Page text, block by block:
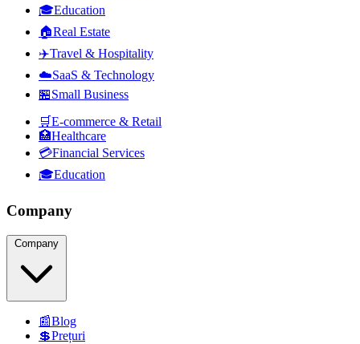
🎓Education
🏠Real Estate
✈️Travel & Hospitality
☁️SaaS & Technology
🏪Small Business
🛒E-commerce & Retail
🏥Healthcare
💳Financial Services
🎓Education
Company
📰Blog
💲Prețuri